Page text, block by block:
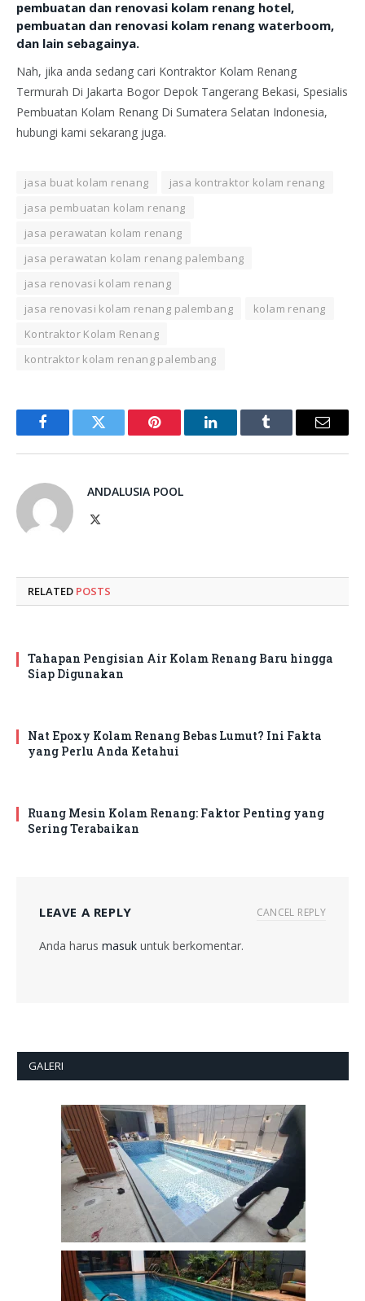
pembuatan dan renovasi kolam renang hotel,
pembuatan dan renovasi kolam renang waterboom,
dan lain sebagainya.
Nah, jika anda sedang cari Kontraktor Kolam Renang
Termurah Di Jakarta Bogor Depok Tangerang Bekasi, Spesialis
Pembuatan Kolam Renang Di Sumatera Selatan Indonesia,
hubungi kami sekarang juga.
jasa buat kolam renang
jasa kontraktor kolam renang
jasa pembuatan kolam renang
jasa perawatan kolam renang
jasa perawatan kolam renang palembang
jasa renovasi kolam renang
jasa renovasi kolam renang palembang
kolam renang
Kontraktor Kolam Renang
kontraktor kolam renang palembang
FacebookTwitter Pinterest LinkedInTumblr Email
ANDALUSIA POOL
RELATED POSTS
Tahapan Pengisian Air Kolam Renang Baru hingga
Siap Digunakan
Nat Epoxy Kolam Renang Bebas Lumut? Ini Fakta
yang Perlu Anda Ketahui
Ruang Mesin Kolam Renang: Faktor Penting yang
Sering Terabaikan
LEAVE A REPLY CANCEL REPLY
Anda harus masuk untuk berkomentar.
GALERI